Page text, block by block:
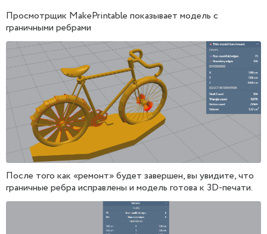
Просмотрщик MakePrintable показывает модель с
граничными ребрами
После того как «ремонт» будет завершен, вы увидите, что
граничные ребра исправлены и модель готова к 3D-печати.